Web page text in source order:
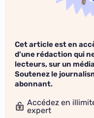
Cet article est en
d'une rédaction qui
lecteurs, sur un
Soutenez le
abonnant.
Accédez en
expert